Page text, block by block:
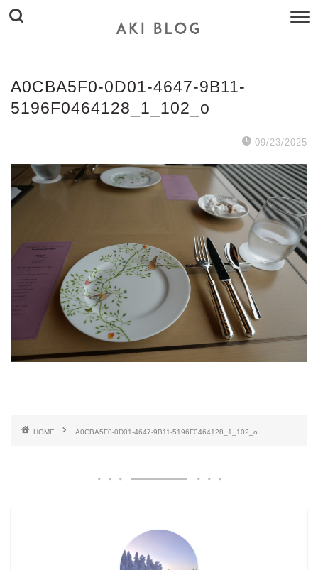
A0CBA5F0-0D01-4647-9B11-
5196F0464128_1_102_o
09/23/2025
HOME A0CBA5F0-0D01-4647-9B11-5196F0464128_1_102_o